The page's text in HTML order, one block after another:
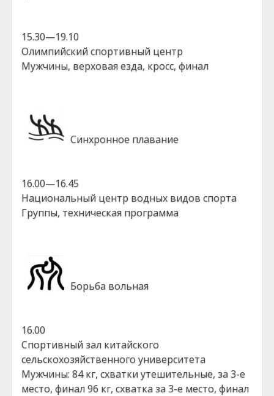
15.30—19.10
Олимпийский спортивный центр
Мужчины, верховая езда, кросс, финал
Синхронное плавание
16.00—16.45
Национальный центр водных видов спорта
Группы, техническая программа
Борьба вольная
16.00
Спортивный зал китайского
сельскохозяйственного университета
Мужчины: 84 кг, схватки утешительные, за 3-е
место, финал 96 кг, схватка за 3-е место, финал